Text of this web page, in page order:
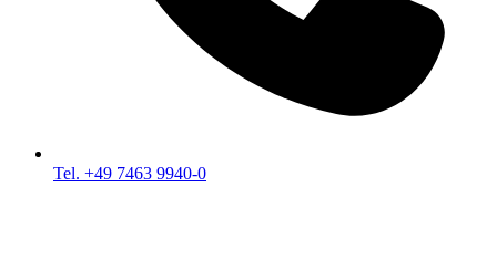
Tel. +49 7463 9940-0